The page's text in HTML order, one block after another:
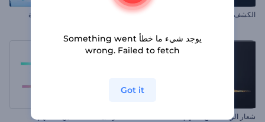
الكشف عن شعار كيمياء النار مقدمة لقصة الكريسماس الساحرة
شعار الرماد اللامع الملهم
يوجد شيء ما خطأ Something went
wrong. Failed to fetch
Got it